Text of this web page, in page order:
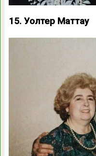
15. Уолтер Маттау